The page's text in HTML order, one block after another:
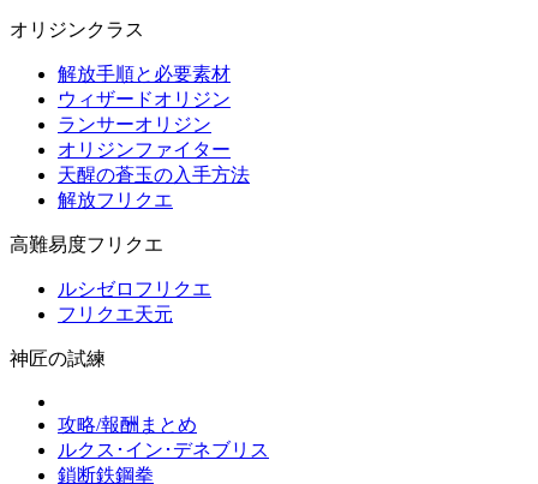
オリジンクラス
解放手順と必要素材
ウィザードオリジン
ランサーオリジン
オリジンファイター
天醒の蒼玉の入手方法
解放フリクエ
高難易度フリクエ
ルシゼロフリクエ
フリクエ天元
神匠の試練
攻略/報酬まとめ
ルクス･イン･デネブリス
鎖断鉄鋼拳